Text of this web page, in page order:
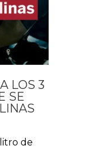
LOS 3
SE
de